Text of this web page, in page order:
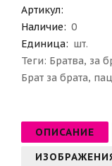
Артикул:
Наличие: 0
Единица: шт.
Теги: Братва, за
Брат за брата,
ОПИСАНИЕ